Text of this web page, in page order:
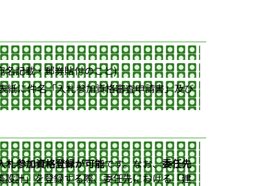
名記載・郵券貼付のこと)
紙に件名「入札参加資格審査申請書」及び
札参加資格登録が可能です。なお、委任先
計」を登録する際、委任先における「建